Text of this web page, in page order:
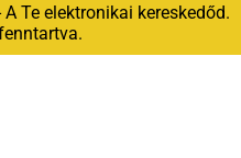
Te elektronikai kereskedőd.